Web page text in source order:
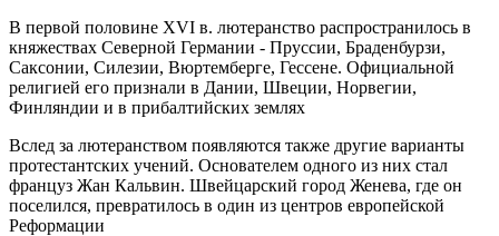
В первой половине XVI в. лютеранство распространилось в
княжествах Северной Германии - Пруссии, Браденбурзи,
Саксонии, Силезии, Вюртемберге, Гессене. Официальной
религией его признали в Дании, Швеции, Норвегии,
Финляндии и в прибалтийских землях
Вслед за лютеранством появляются также другие варианты
протестантских учений. Основателем одного из них стал
француз Жан Кальвин. Швейцарский город Женева, где он
поселился, превратилось в один из центров европейской
Реформации